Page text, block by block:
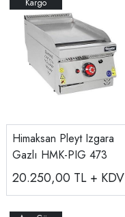
Himaksan Pleyt Izgara
Gazlı HMK-PIG 473
20.250,00 TL + KDV